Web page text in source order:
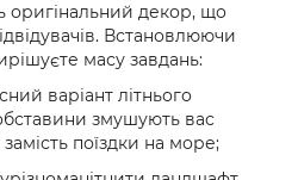
оригінальний декор, що
Встановлюючи
масу завдань:
варіант літнього
змушують вас
поїздки на море;